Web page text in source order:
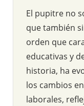
El pupitre no
que también
orden que
educativas y
historia, ha
los cambios
laborales,